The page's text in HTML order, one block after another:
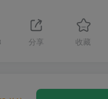
分享 收藏